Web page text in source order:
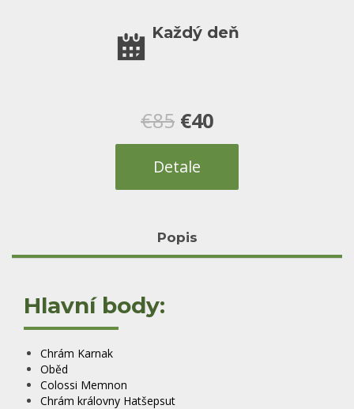
Každý deň
€85 Původní
cena
byla:
€40Aktuální
cena
je:
Detale
Popis
Hlavní body:
Chrám Karnak
Oběd
Colossi Memnon
Chrám královny Hatšepsut